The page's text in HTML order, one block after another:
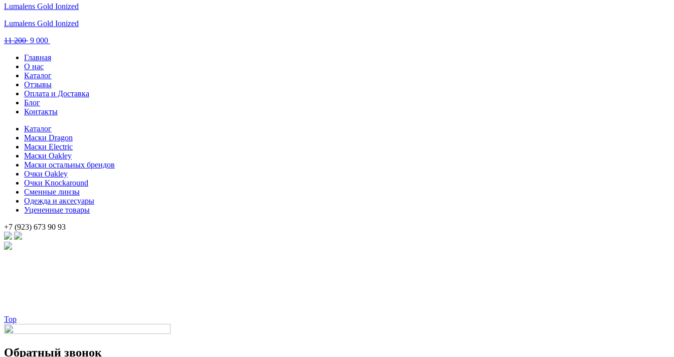
Lumalens Gold Ionized
Lumalens Gold Ionized
11 200 Первоначальная
составляла
11
200 .
9 000
9
Главная
О нас
Каталог
Отзывы
Оплата и Доставка
Блог
Контакты
Каталог
Маски Dragon
Маски Electric
Маски Oakley
Маски остальных брендов
Очки Oakley
Очки Knockaround
Сменные линзы
Одежда и аксесуары
Уцененные товары
+7 (923) 673 90 93
Top
Обратный звонок